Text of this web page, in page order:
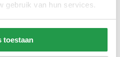
gebruik van hun services.
toestaan